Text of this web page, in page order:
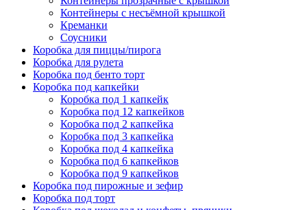
Контейнеры с несъёмной крышкой
Креманки
Соусники
Коробка для пиццы/пирога
Коробка для рулета
Коробка под бенто торт
Коробка под капкейки
Коробка под 1 капкейк
Коробка под 12 капкейков
Коробка под 2 капкейка
Коробка под 3 капкейка
Коробка под 4 капкейка
Коробка под 6 капкейков
Коробка под 9 капкейков
Коробка под пирожные и зефир
Коробка под торт